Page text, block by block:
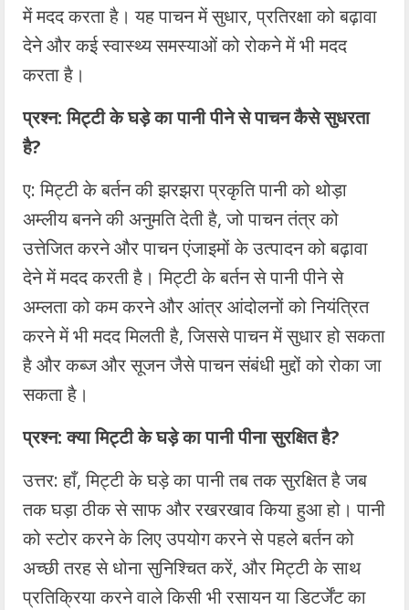
में मदद करता है। यह पाचन में सुधार, प्रतिरक्षा को बढ़ावा
देने और कई स्वास्थ्य समस्याओं को रोकने में भी मदद
करता है।
प्रश्न: मिट्टी के घड़े का पानी पीने से पाचन कैसे सुधरता
है?
ए: मिट्टी के बर्तन की झरझरा प्रकृति पानी को थोड़ा
अम्लीय बनने की अनुमति देती है, जो पाचन तंत्र को
उत्तेजित करने और पाचन एंजाइमों के उत्पादन को बढ़ावा
देने में मदद करती है। मिट्टी के बर्तन से पानी पीने से
अम्लता को कम करने और आंत्र आंदोलनों को नियंत्रित
करने में भी मदद मिलती है, जिससे पाचन में सुधार हो सकता
है और कब्ज और सूजन जैसे पाचन संबंधी मुद्दों को रोका जा
सकता है।
प्रश्न: क्या मिट्टी के घड़े का पानी पीना सुरक्षित है?
उत्तर: हाँ, मिट्टी के घड़े का पानी तब तक सुरक्षित है जब
तक घड़ा ठीक से साफ और रखरखाव किया हुआ हो। पानी
को स्टोर करने के लिए उपयोग करने से पहले बर्तन को
अच्छी तरह से धोना सुनिश्चित करें, और मिट्टी के साथ
प्रतिक्रिया करने वाले किसी भी रसायन या डिटर्जेंट का